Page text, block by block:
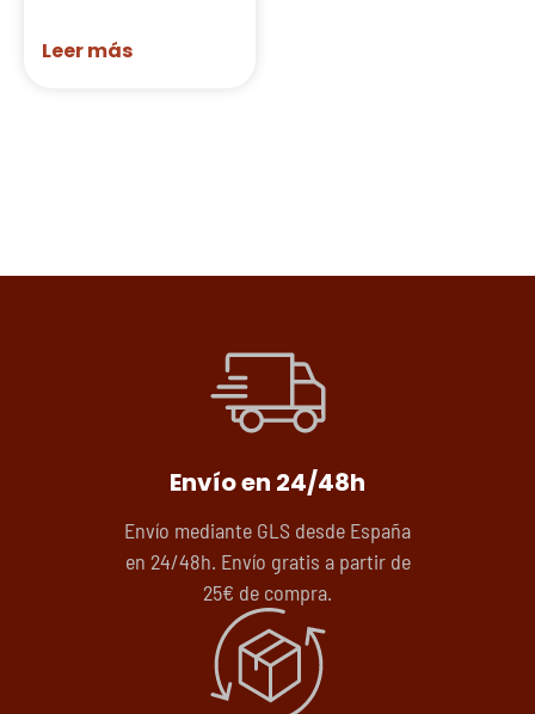
Leer más
Envío en 24/48h
Envío mediante GLS desde España
en 24/48h. Envío gratis a partir de
25€ de compra.